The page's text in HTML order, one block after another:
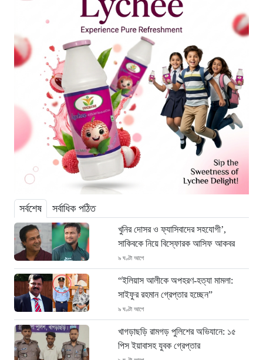
সর্বশেষ সর্বাধিক পঠিত
খুনির দোসর ও ফ্যাসিবাদের সহযোগী’,
সাকিবকে নিয়ে বিস্ফোরক আসিফ আকবর
৯ ঘণ্টা আগে
“ইলিয়াস আলীকে অপহরণ-হত্যা মামলা:
সাইফুর রহমান গ্রেপ্তার হচ্ছেন”
৯ ঘণ্টা আগে
খাগড়াছড়ি রামগড় পুলিশের অভিযানে: ১৫
পিস ইয়াবাসহ যুবক গ্রেপ্তার